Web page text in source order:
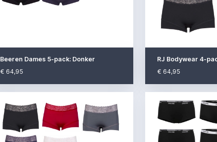
Beeren Dames 5-pack: Donker
€ 64,95
RJ Bodywear 4-
€ 64,95